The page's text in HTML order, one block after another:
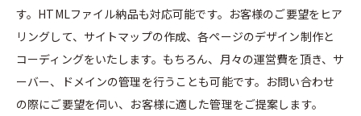
す。HTMLファイル納品も対応可能です。お客様のご要望をヒア
リングして、サイトマップの作成、各ページのデザイン制作と
コーディングをいたします。もちろん、月々の運営費を頂き、サ
ーバー、ドメインの管理を行うことも可能です。お問い合わせ
の際にご要望を伺い、お客様に適した管理をご提案します。